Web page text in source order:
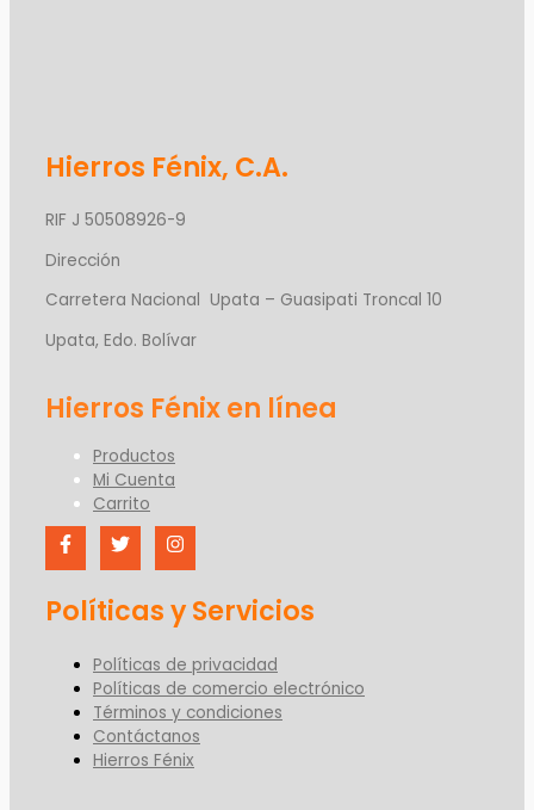
Hierros Fénix, C.A.
RIF J 50508926-9
Dirección
Carretera Nacional Upata – Guasipati Troncal 10
Upata, Edo. Bolívar
Productos
Mi Cuenta
Carrito
Políticas y Servicios
Políticas de privacidad
Políticas de comercio electrónico
Términos y condiciones
Contáctanos
Hierros Fénix